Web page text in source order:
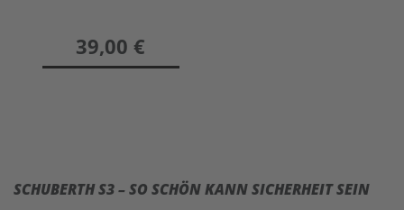
preis
39,00 €
SCHUBERTH S3 – SO SCHÖN KANN SICHERHEIT SEIN